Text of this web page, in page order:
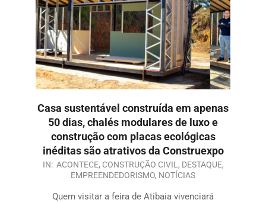
Casa sustentável construída em apenas
50 dias, chalés modulares de luxo e
construção com placas ecológicas
inéditas são atrativos da Construexpo
IN: ACONTECE, CONSTRUÇÃO CIVIL, DESTAQUE,
EMPREENDEDORISMO, NOTÍCIAS
Quem visitar a feira de Atibaia vivenciará